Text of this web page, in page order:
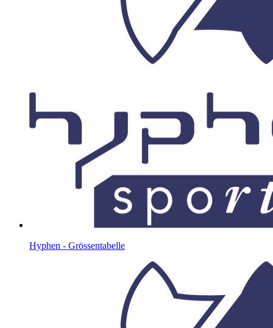
Hyphen - Grössentabelle